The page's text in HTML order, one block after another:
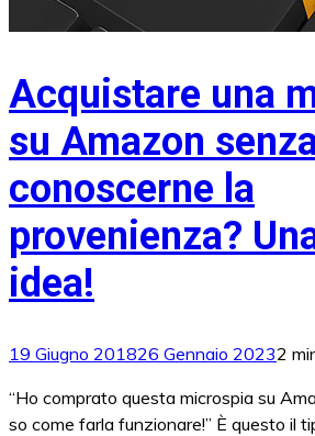
Acquistare una
su Amazon
conoscerne la
provenienza?
idea!
19 Giugno 201826 Gennaio 20232
“Ho comprato questa microspia su
so come farla funzionare!” È questo il